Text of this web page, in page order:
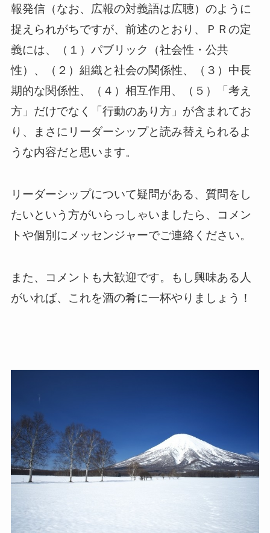
報発信（なお、広報の対義語は広聴）のように
捉えられがちですが、前述のとおり、ＰＲの定
義には、（１）パブリック（社会性・公共
性）、（２）組織と社会の関係性、（３）中長
期的な関係性、（４）相互作用、（５）「考え
方」だけでなく「行動のあり方」が含まれてお
り、まさにリーダーシップと読み替えられるよ
うな内容だと思います。
リーダーシップについて疑問がある、質問をし
たいという方がいらっしゃいましたら、コメン
トや個別にメッセンジャーでご連絡ください。
また、コメントも大歓迎です。もし興味ある人
がいれば、これを酒の肴に一杯やりましょう！